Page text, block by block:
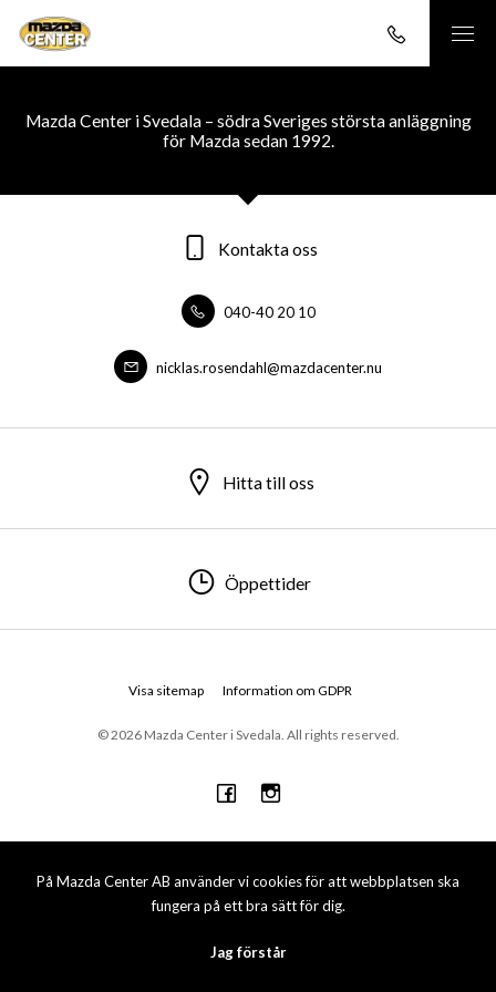
På Mazda Center AB använder vi cookies för att webbplatsen ska
fungera på ett bra sätt för dig.
Jag förstår
Mazda Center i Svedala – södra Sveriges största anläggning
för Mazda sedan 1992.
Kontakta oss
040-40 20 10
nicklas.rosendahl@mazdacenter.nu
Hitta till oss
Öppettider
© 2026 Mazda Center i Svedala. All rights reserved.
Visa sitemap Information om GDPR